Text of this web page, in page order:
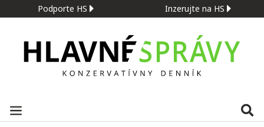
Podporte HS Inzerujte na HS